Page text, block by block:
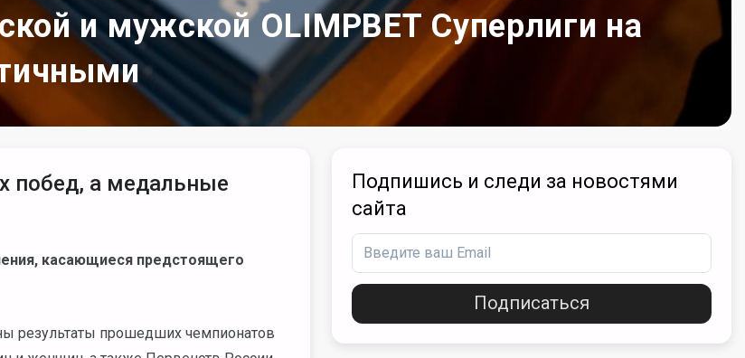
и мужской OLIMPBET Суперлиги на
побед, а медальные
касающиеся предстоящего
результаты прошедших чемпионатов
Подпишись и следи за новостями
сайта
Подписаться